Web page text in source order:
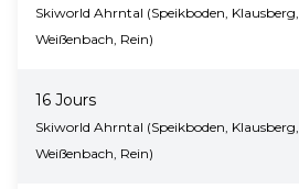
Skiworld Ahrntal (Speikboden, Klausberg,
Weißenbach, Rein)
16 Jours
Skiworld Ahrntal (Speikboden, Klausberg,
Weißenbach, Rein)